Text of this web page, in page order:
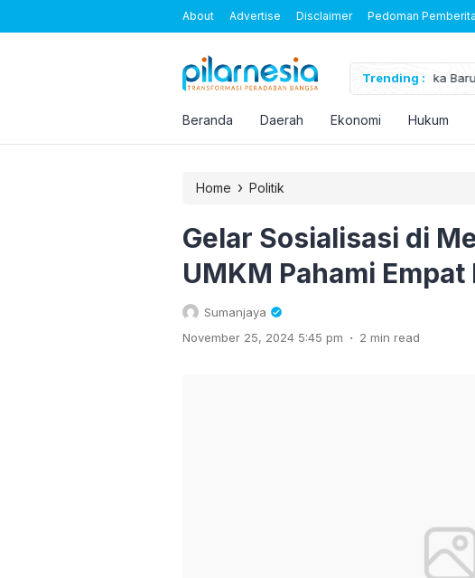
About Advertise Disclaimer Pedoman
Trending :
Baru Ditetapkan dalam Kasus Korupsi Timah, Apa Peran Mereka?
Beranda Daerah Ekonomi Hukum
Home › Politik
Gelar Sosialisasi di
UMKM Pahami
Sumanjaya
November 25, 2024 5:45 pm . 2 min read